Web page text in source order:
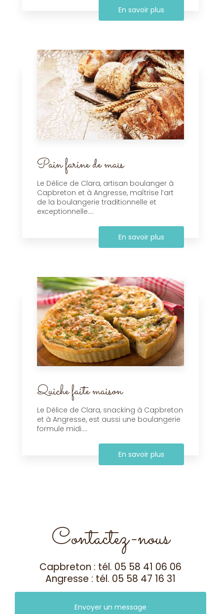
En savoir plus
Pain farine de maïs
Le Délice de Clara, artisan boulanger à
Capbreton et à Angresse, maîtrise l’art
de la boulangerie traditionnelle et
exceptionnelle....
En savoir plus
Quiche faite maison
Le Délice de Clara, snacking à Capbreton
et à Angresse, est aussi une boulangerie
formule midi....
En savoir plus
Contactez-nous
Capbreton : tél. 05 58 41 06 06
Angresse : tél. 05 58 47 16 31
Envoyer un message